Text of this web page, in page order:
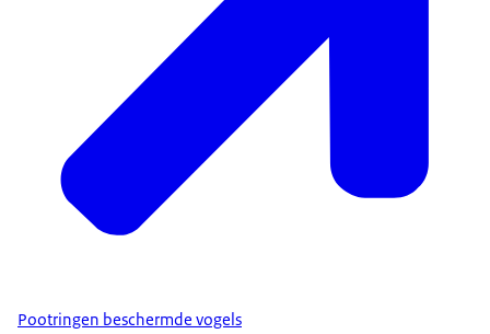
Pootringen beschermde vogels